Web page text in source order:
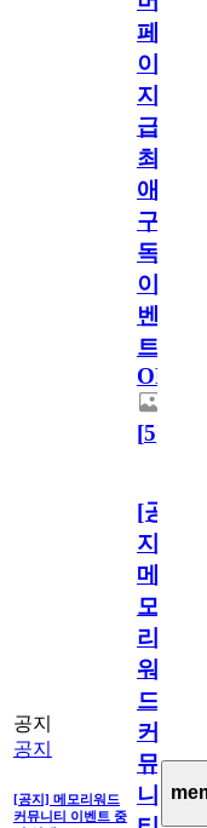
페
이
지
급!
최
애
구
독
이
벤
트
OPEN!
[5]
공지
공지
[공지] 메모리워드
커뮤니티 이벤트 중
[공
지]
메
모
리
워
드
커
뮤
니